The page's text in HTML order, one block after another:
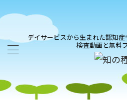
デイサービスから生まれた認知
検査動画と無料